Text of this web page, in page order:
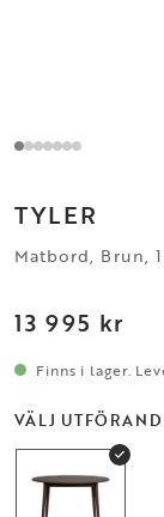
TYLER
Matbord, Brun,
13 995 kr
Finns i lager.
VÄLJ